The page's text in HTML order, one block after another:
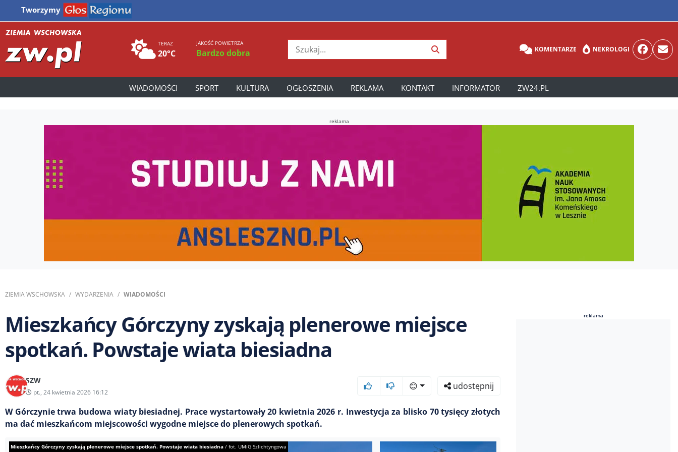
Tworzymy
TERAZ
20°C
JAKOŚĆ POWIETRZA
Bardzo dobra KOMENTARZE NEKROLOGI
WIADOMOŚCI SPORT KULTURA OGŁOSZENIA REKLAMA KONTAKT INFORMATOR ZW24.PL
reklama
ZIEMIA WSCHOWSKA WYDARZENIA WIADOMOŚCI
Mieszkańcy Górczyny zyskają plenerowe miejsce
spotkań. Powstaje wiata biesiadna
SZW
pt., 24 kwietnia 2026 16:12
😊 udostępnij
W Górczynie trwa budowa wiaty biesiadnej. Prace wystartowały 20 kwietnia 2026 r. Inwestycja za blisko 70 tysięcy złotych
ma dać mieszkańcom miejscowości wygodne miejsce do plenerowych spotkań.
Mieszkańcy Górczyny zyskają plenerowe miejsce spotkań. Powstaje wiata biesiadna / fot. UMiG Szlichtyngowa
reklama
reklama